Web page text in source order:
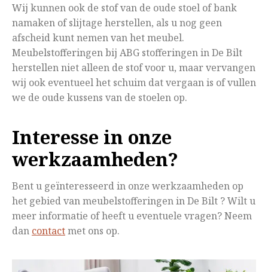
Wij kunnen ook de stof van de oude stoel of bank
namaken of slijtage herstellen, als u nog geen
afscheid kunt nemen van het meubel.
Meubelstofferingen bij ABG stofferingen in De Bilt
herstellen niet alleen de stof voor u, maar vervangen
wij ook eventueel het schuim dat vergaan is of vullen
we de oude kussens van de stoelen op.
Interesse in onze
werkzaamheden?
Bent u geïnteresseerd in onze werkzaamheden op
het gebied van meubelstofferingen in De Bilt ? Wilt u
meer informatie of heeft u eventuele vragen? Neem
dan contactmet ons op.